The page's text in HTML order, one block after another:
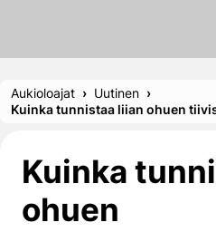
Aukioloajat
Uutinen
Kuinka tunnistaa liian ohuen
Kuinka
ohuen